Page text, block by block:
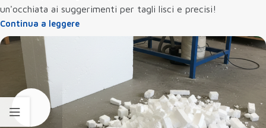
un'occhiata ai suggerimenti per tagli lisci e precisi!
Continua a leggere